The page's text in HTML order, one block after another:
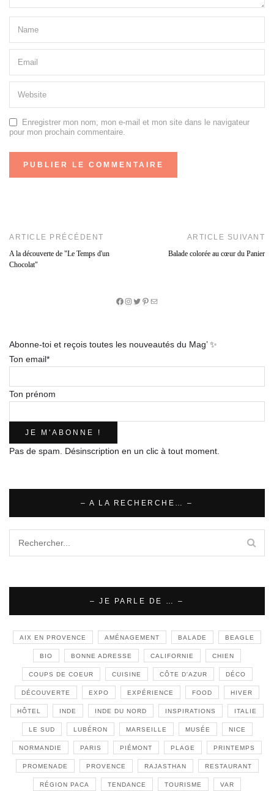
Enregistrer mon nom, mon e-mail et mon site dans le navigateur
pour mon prochain commentaire.
ARTICLE PRÉCÉDENT
A la découverte de "Le Temps d'un
Chocolat"
ARTICLE SUIVANT
Balade colorée au cœur du Panier
Facebook
Instagram
Twitter
Pinterest
E-
Abonne-toi et reçois toutes les nouveautés du Mag’ ✨
Ton email*
Ton prénom
Pas de spam. Désinscription en un clic à tout moment.
– A LA RECHERCHE… –
– JE PARLE DE … –
AIX EN PROVENCE AMÉNAGEMENT BALADE BEAGLE
BIO BONNE ADRESSE CALIFORNIE CHIEN
COUPS DE COEUR CUISINE CÔTE D'AZUR DÉCO
DÉCOUVERTE EXPO EXPÉRIENCE FOOD HIVER
HÔTEL INDE INDE DU NORD INSPIRATIONS ITALIE
LE SUD LUBÉRON MARSEILLE MUSÉE NICE
NORMANDIE PARIS PIÉMONT PLAGE PRINTEMPS
PROMENADE PROVENCE RAJASTHAN RESTAURANT
RÉGION PACA TENDANCE TOURISME VAR